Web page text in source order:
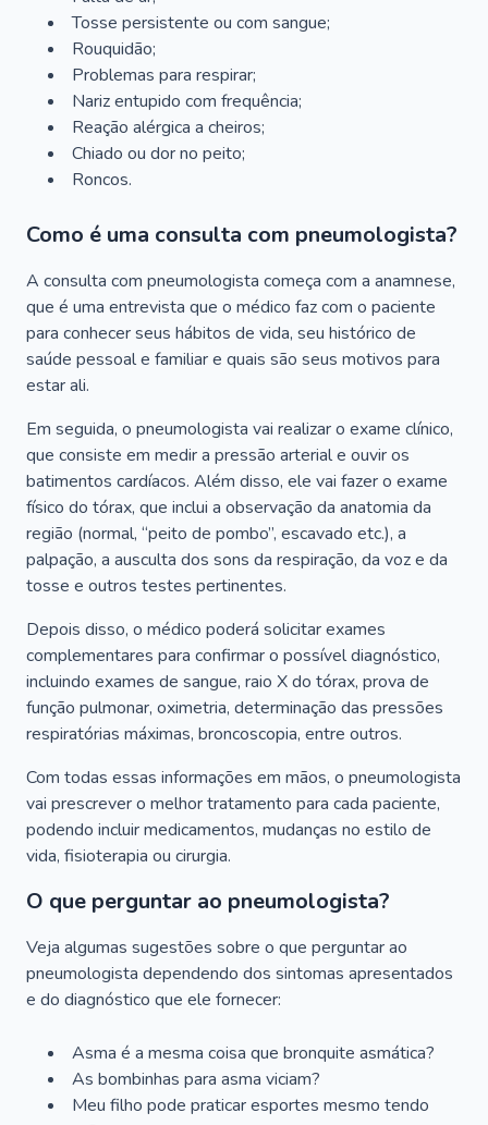
Tosse persistente ou com sangue;
Rouquidão;
Problemas para respirar;
Nariz entupido com frequência;
Reação alérgica a cheiros;
Chiado ou dor no peito;
Roncos.
Como é uma consulta com pneumologista?
A consulta com pneumologista começa com a anamnese,
que é uma entrevista que o médico faz com o paciente
para conhecer seus hábitos de vida, seu histórico de
saúde pessoal e familiar e quais são seus motivos para
estar ali.
Em seguida, o pneumologista vai realizar o exame clínico,
que consiste em medir a pressão arterial e ouvir os
batimentos cardíacos. Além disso, ele vai fazer o exame
físico do tórax, que inclui a observação da anatomia da
região (normal, “peito de pombo”, escavado etc.), a
palpação, a ausculta dos sons da respiração, da voz e da
tosse e outros testes pertinentes.
Depois disso, o médico poderá solicitar exames
complementares para confirmar o possível diagnóstico,
incluindo exames de sangue, raio X do tórax, prova de
função pulmonar, oximetria, determinação das pressões
respiratórias máximas, broncoscopia, entre outros.
Com todas essas informações em mãos, o pneumologista
vai prescrever o melhor tratamento para cada paciente,
podendo incluir medicamentos, mudanças no estilo de
vida, fisioterapia ou cirurgia.
O que perguntar ao pneumologista?
Veja algumas sugestões sobre o que perguntar ao
pneumologista dependendo dos sintomas apresentados
e do diagnóstico que ele fornecer:
Asma é a mesma coisa que bronquite asmática?
As bombinhas para asma viciam?
Meu filho pode praticar esportes mesmo tendo